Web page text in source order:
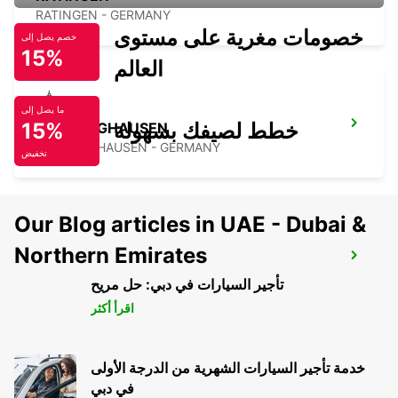
RATINGEN - GERMANY
RECKLINGHAUSEN
RECKLINGHAUSEN - GERMANY
HERNE NO TRUCKS
HERNE - GERMANY
خصم يصل إلى
15%
خصومات مغرية على مستوى
العالم
ما يصل إلى
15%
تخفيض
خطط لصيفك بسهولة
Our Blog articles in UAE - Dubai &
Northern Emirates
تأجير السيارات في دبي: حل مريح
اقرأ أكثر
خدمة تأجير السيارات الشهرية من الدرجة الأولى
في دبي